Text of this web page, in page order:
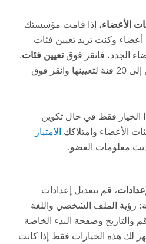
الأعضاء، إذا قامت مؤسستك
أعضاء وكنت تريد تعيين فئات
الجدد، فانقر فوقتعيين فئات.
وانقر فوق
الخيار فقط في حال تكوين
الأعضاء وامتلاكك الامتياز
معلومات العضو.
، قم بتعديل إعدادات
رؤية الملف الشخصي واللغة
والتاريخ وصفحة البدء الخاصة
لك هذه الخيارات فقط إذا كانت